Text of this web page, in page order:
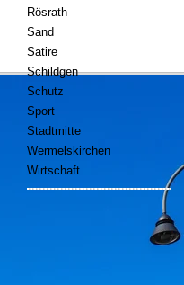
Rösrath
Sand
Satire
Schildgen
Schutz
Sport
Stadtmitte
Wermelskirchen
Wirtschaft